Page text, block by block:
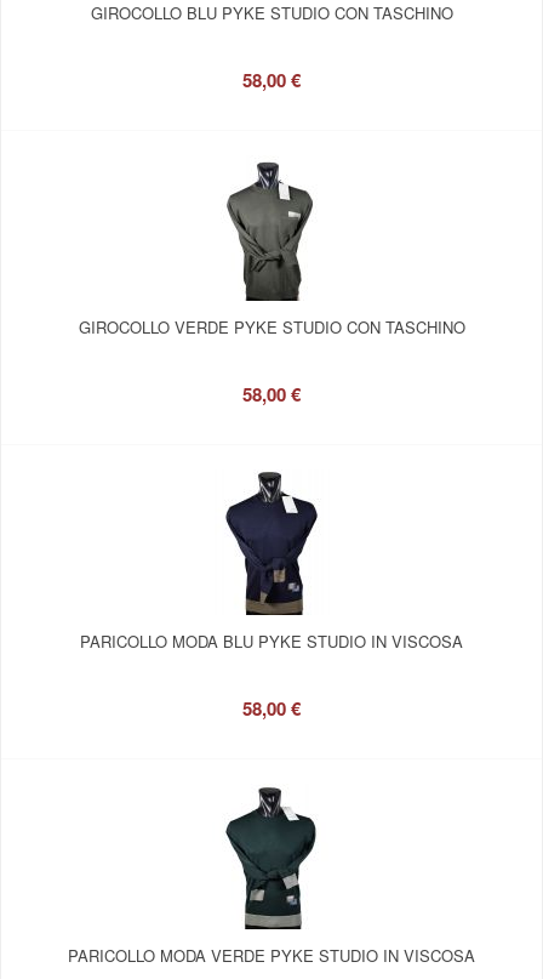
GIROCOLLO BLU PYKE STUDIO CON TASCHINO
58,00 €
GIROCOLLO VERDE PYKE STUDIO CON TASCHINO
58,00 €
PARICOLLO MODA BLU PYKE STUDIO IN VISCOSA
58,00 €
PARICOLLO MODA VERDE PYKE STUDIO IN VISCOSA